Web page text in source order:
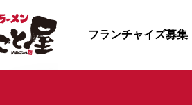
フランチャイズ募集